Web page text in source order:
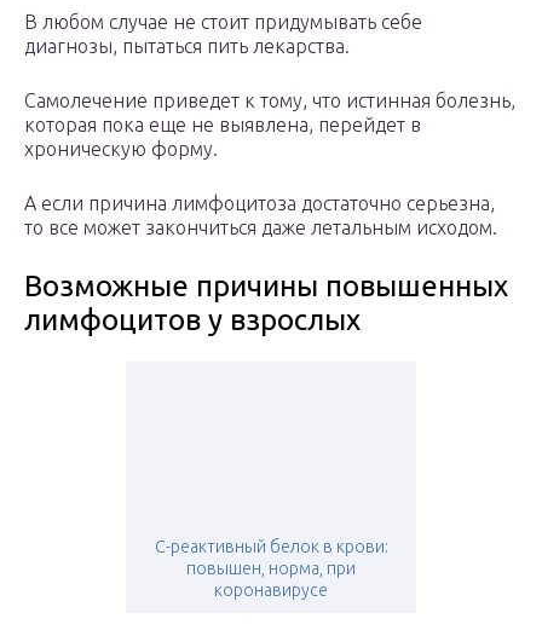
В любом случае не стоит придумывать себе
диагнозы, пытаться пить лекарства.
Самолечение приведет к тому, что истинная болезнь,
которая пока еще не выявлена, перейдет в
хроническую форму.
А если причина лимфоцитоза достаточно серьезна,
то все может закончиться даже летальным исходом.
Возможные причины повышенных
лимфоцитов у взрослых
С-реактивный белок в крови:
повышен, норма, при
коронавирусе